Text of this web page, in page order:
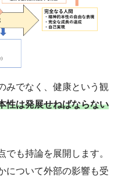
みでなく、健康という観
性は発展せねばならない
でも持論を展開します。
について外部の影響も受